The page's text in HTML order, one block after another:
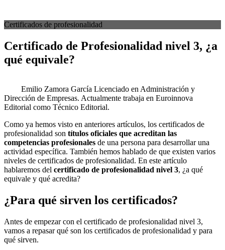
Certificados de profesionalidad
Certificado de Profesionalidad nivel 3, ¿a
qué equivale?
Emilio Zamora García Licenciado en Administración y
Dirección de Empresas. Actualmente trabaja en Euroinnova
Editorial como Técnico Editorial.
Como ya hemos visto en anteriores artículos, los certificados de
profesionalidad son títulos oficiales que acreditan las
competencias profesionales de una persona para desarrollar una
actividad específica. También hemos hablado de que existen varios
niveles de certificados de profesionalidad. En este artículo
hablaremos del certificado de profesionalidad nivel 3, ¿a qué
equivale y qué acredita?
¿Para qué sirven los certificados?
Antes de empezar con el certificado de profesionalidad nivel 3,
vamos a repasar qué son los certificados de profesionalidad y para
qué sirven.